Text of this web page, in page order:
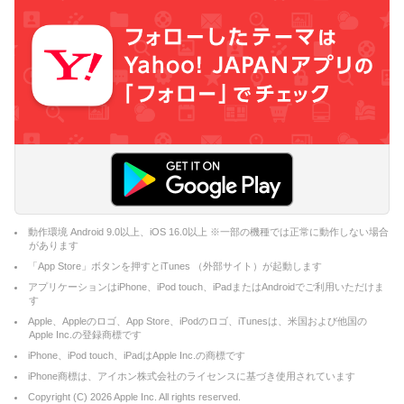
動作環境 Android 9.0以上、iOS 16.0以上 ※一部の機種では正常に動作しない場合
があります
「App Store」ボタンを押すとiTunes （外部サイト）が起動します
アプリケーションはiPhone、iPod touch、iPadまたはAndroidでご利用いただけま
す
Apple、Appleのロゴ、App Store、iPodのロゴ、iTunesは、米国および他国の
Apple Inc.の登録商標です
iPhone、iPod touch、iPadはApple Inc.の商標です
iPhone商標は、アイホン株式会社のライセンスに基づき使用されています
Copyright (C) 2026Apple Inc. All rights reserved.